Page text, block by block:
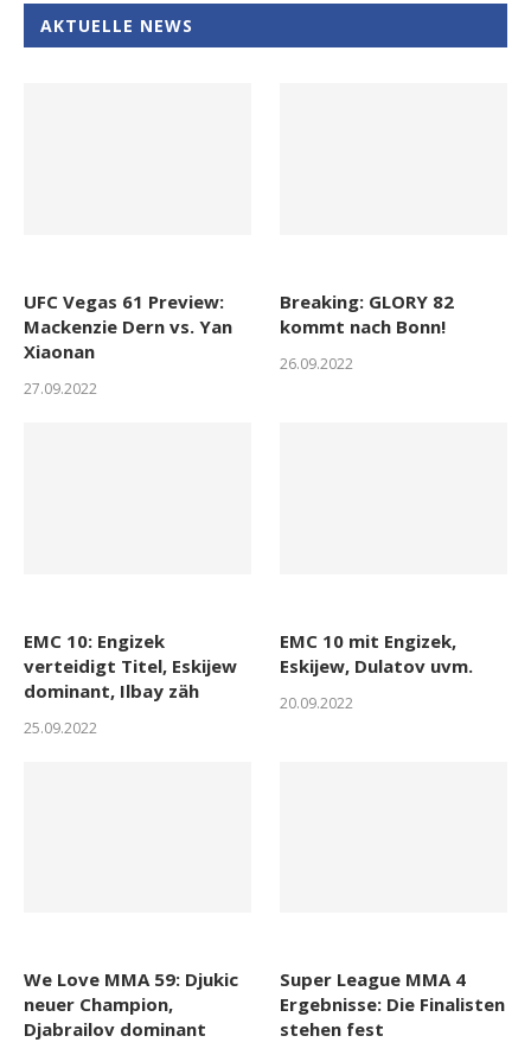
AKTUELLE NEWS
UFC Vegas 61 Preview:
Mackenzie Dern vs. Yan
Xiaonan
27.09.2022
Breaking: GLORY 82
kommt nach Bonn!
26.09.2022
EMC 10: Engizek
verteidigt Titel, Eskijew
dominant, Ilbay zäh
25.09.2022
EMC 10 mit Engizek,
Eskijew, Dulatov uvm.
20.09.2022
We Love MMA 59: Djukic
neuer Champion,
Djabrailov dominant
Super League MMA 4
Ergebnisse: Die Finalisten
stehen fest